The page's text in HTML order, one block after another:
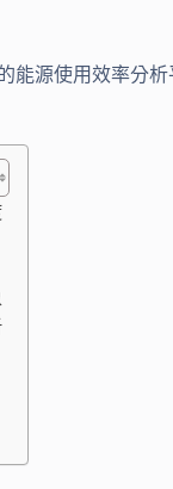
能源使用效率分